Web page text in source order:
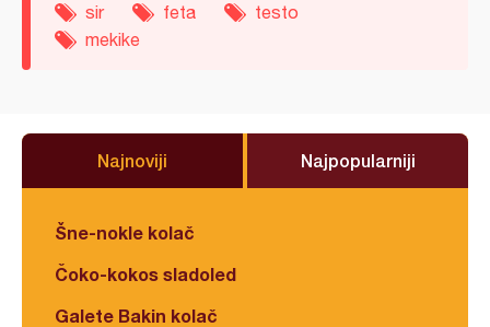
sir feta
testo
mekike
Najnoviji Najpopularniji
Šne-nokle kolač
Čoko-kokos sladoled
Galete Bakin kolač